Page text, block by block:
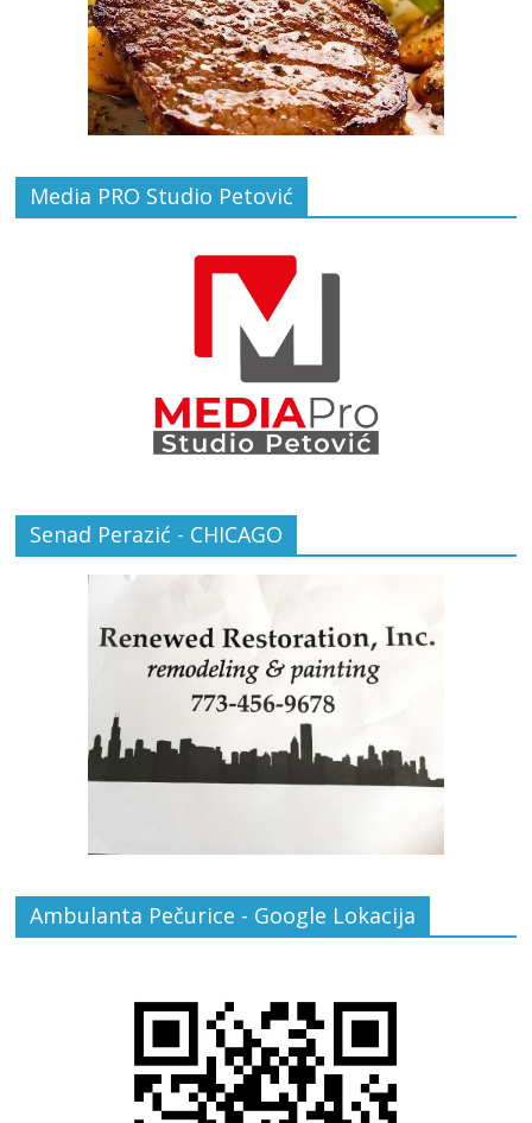
Media PRO Studio Petović
Senad Perazić - CHICAGO
Ambulanta Pečurice - Google Lokacija